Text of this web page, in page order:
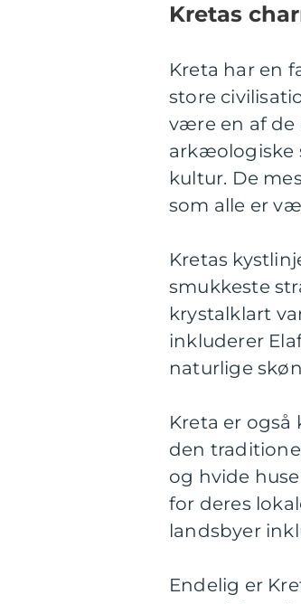
Kretas
Kreta har en
store
være en af de
arkæologiske
kultur. De
som alle er
Kretas
smukkeste
krystalklart
inkluderer
naturlige
Kreta er
den
og hvide
for deres
landsbyer
Endelig er